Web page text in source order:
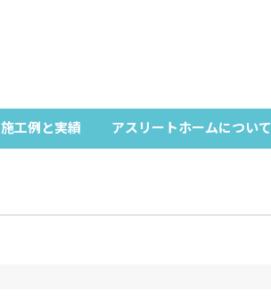
施工例と実績 アスリートホームについて